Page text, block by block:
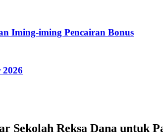
Iming-iming Pencairan Bonus
Reksa Dana untuk